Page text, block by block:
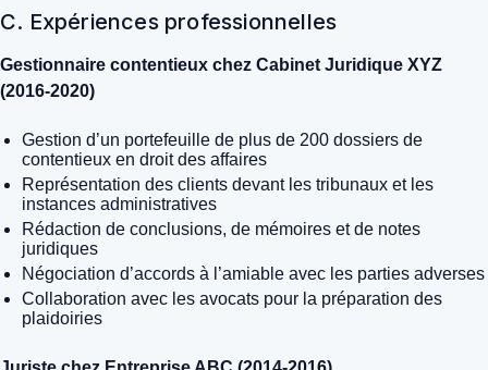
C. Expériences professionnelles
Gestionnaire contentieux chez Cabinet Juridique XYZ
(2016-2020)
Gestion d’un portefeuille de plus de 200 dossiers de
contentieux en droit des affaires
Représentation des clients devant les tribunaux et les
instances administratives
Rédaction de conclusions, de mémoires et de notes
juridiques
Négociation d’accords à l’amiable avec les parties adverses
Collaboration avec les avocats pour la préparation des
plaidoiries